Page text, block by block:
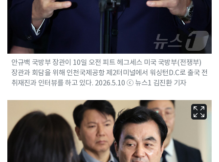
안규백 국방부 장관이 10일 오전 피트 헤그세스 미국 국방부(전쟁부)
장관과 회담을 위해 인천국제공항 제2터미널에서 워싱턴D.C로 출국 전
취재진과 인터뷰를 하고 있다. 2026.5.10 ⓒ 뉴스1 김진환 기자